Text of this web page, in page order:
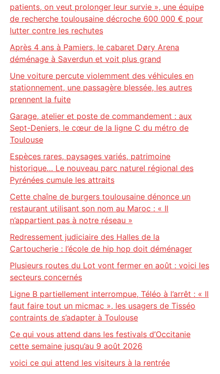
patients, on veut prolonger leur survie », une équipe
de recherche toulousaine décroche 600 000 € pour
lutter contre les rechutes
Après 4 ans à Pamiers, le cabaret Døry Arena
déménage à Saverdun et voit plus grand
Une voiture percute violemment des véhicules en
stationnement, une passagère blessée, les autres
prennent la fuite
Garage, atelier et poste de commandement : aux
Sept-Deniers, le cœur de la ligne C du métro de
Toulouse
Espèces rares, paysages variés, patrimoine
historique… Le nouveau parc naturel régional des
Pyrénées cumule les attraits
Cette chaîne de burgers toulousaine dénonce un
restaurant utilisant son nom au Maroc : « Il
n’appartient pas à notre réseau »
Redressement judiciaire des Halles de la
Cartoucherie : l’école de hip hop doit déménager
Plusieurs routes du Lot vont fermer en août : voici les
secteurs concernés
Ligne B partiellement interrompue, Téléo à l’arrêt : « Il
faut faire tout un micmac », les usagers de Tisséo
contraints de s’adapter à Toulouse
Ce qui vous attend dans les festivals d’Occitanie
cette semaine jusqu’au 9 août 2026
voici ce qui attend les visiteurs à la rentrée